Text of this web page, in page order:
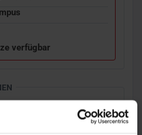
verfügbar